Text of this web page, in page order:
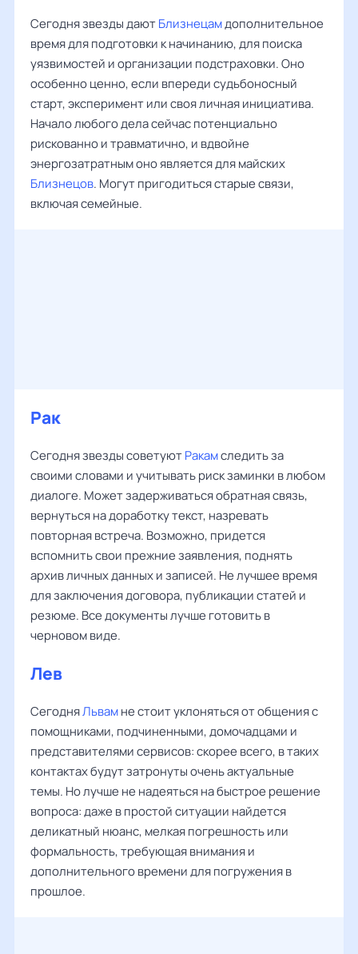
Сегодня звезды даютБлизнецамдополнительное
время для подготовки к начинанию, для поиска
уязвимостей и организации подстраховки. Оно
особенно ценно, если впереди судьбоносный
старт, эксперимент или своя личная инициатива.
Начало любого дела сейчас потенциально
рискованно и травматично, и вдвойне
энергозатратным оно является для майских
Близнецов. Могут пригодиться старые связи,
включая семейные.
Рак
Сегодня звезды советуютРакамследить за
своими словами и учитывать риск заминки в любом
диалоге. Может задерживаться обратная связь,
вернуться на доработку текст, назревать
повторная встреча. Возможно, придется
вспомнить свои прежние заявления, поднять
архив личных данных и записей. Не лучшее время
для заключения договора, публикации статей и
резюме. Все документы лучше готовить в
черновом виде.
Лев
СегодняЛьвамне стоит уклоняться от общения с
помощниками, подчиненными, домочадцами и
представителями сервисов: скорее всего, в таких
контактах будут затронуты очень актуальные
темы. Но лучше не надеяться на быстрое решение
вопроса: даже в простой ситуации найдется
деликатный нюанс, мелкая погрешность или
формальность, требующая внимания и
дополнительного времени для погружения в
прошлое.